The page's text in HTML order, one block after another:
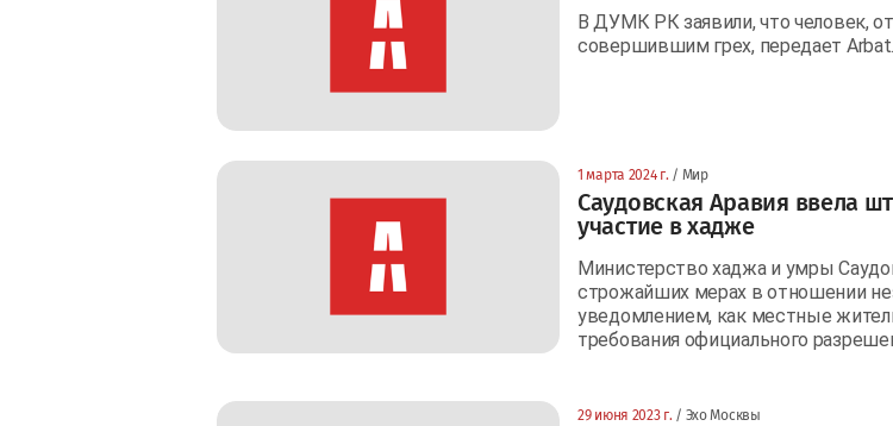
В ДУМК РК заявили, что человек,
совершившим грех, передает
1 марта 2024 г. / Мир
Саудовская Аравия ввела
участие в хадже
Министерство хаджа и умры
строжайших мерах в отношении
уведомлением, как местные
требования официального
29 июня 2023 г. / Эхо Москвы